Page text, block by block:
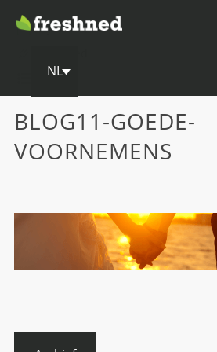
NL
9 januari, 2014
BLOG11-GOEDE-
VOORNEMENS